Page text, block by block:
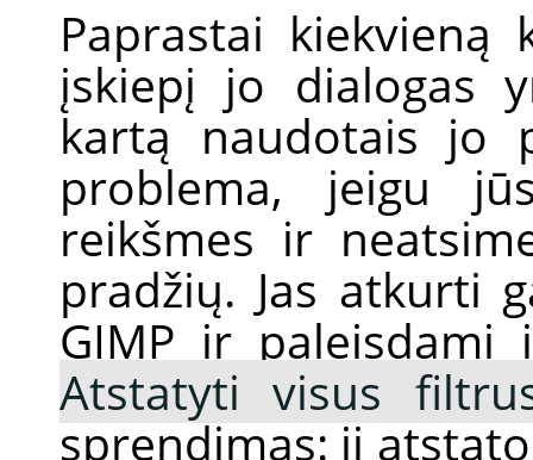
Paprastai kiekvieną
įskiepį jo dialogas
kartą naudotais jo
problema, jeigu
reikšmes ir
pradžių. Jas atkurti
GIMP ir paleisdami
Atstatyti visus
sprendimas: ji